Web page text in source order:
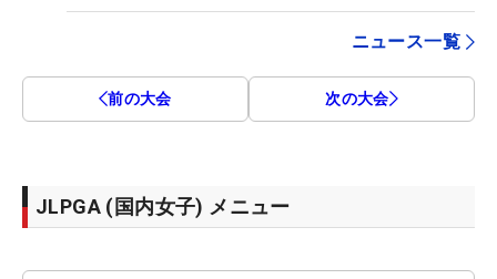
ニュース一覧
前の大会 次の大会
JLPGA (国内女子) メニュー